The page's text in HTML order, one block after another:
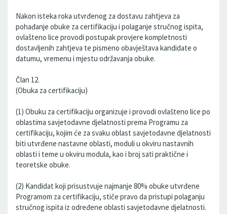
Nakon isteka roka utvrđenog za dostavu zahtjeva za
pohađanje obuke za certifikaciju i polaganje stručnog ispita,
ovlašteno lice provodi postupak provjere kompletnosti
dostavljenih zahtjeva te pismeno obavještava kandidate o
datumu, vremenu i mjestu održavanja obuke.
Član 12.
(Obuka za certifikaciju)
(1) Obuku za certifikaciju organizuje i provodi ovlašteno lice po
oblastima savjetodavne djelatnosti prema Programu za
certifikaciju, kojim će za svaku oblast savjetodavne djelatnosti
biti utvrđene nastavne oblasti, moduli u okviru nastavnih
oblasti i teme u okviru modula, kao i broj sati praktične i
teoretske obuke.
(2) Kandidat koji prisustvuje najmanje 80% obuke utvrđene
Programom za certifikaciju, stiče pravo da pristupi polaganju
stručnog ispita iz određene oblasti savjetodavne djelatnosti.